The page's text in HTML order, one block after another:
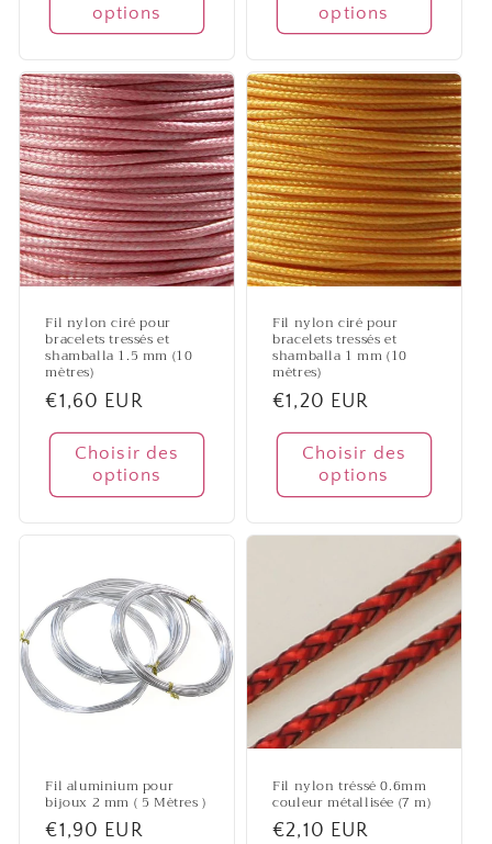
options
options
Fil nylon ciré pour
bracelets tressés et
shamballa 1.5 mm (10
mètres)
Prix
habituel
€1,60 EUR
Choisir des
options
Fil nylon ciré pour
bracelets tressés et
shamballa 1 mm (10
mètres)
Prix
habituel
€1,20 EUR
Choisir des
options
Fil aluminium pour
bijoux 2 mm ( 5 Mètres )
Prix
€1,90 EUR
Fil nylon tréssé 0.6mm
couleur métallisée (7 m)
Prix
€2,10 EUR